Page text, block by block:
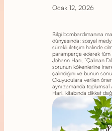
Ocak 12, 2026
Bilgi bombardımanına
dünyasında; sosyal
sürekli iletişim halinde
paramparça ederek tüm
Johann Hari, “Çalınan
sorunun kökenlerine
çalındığını ve bunun
Okuyuculara verilen
aynı zamanda
Hari, kitabında dikkat